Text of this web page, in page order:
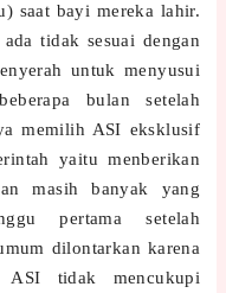
saat bayi mereka lahir.
tidak sesuai dengan
untuk menyusui
bulan setelah
memilih ASI eksklusif
yaitu menberikan
masih banyak yang
pertama setelah
dilontarkan karena
tidak mencukupi